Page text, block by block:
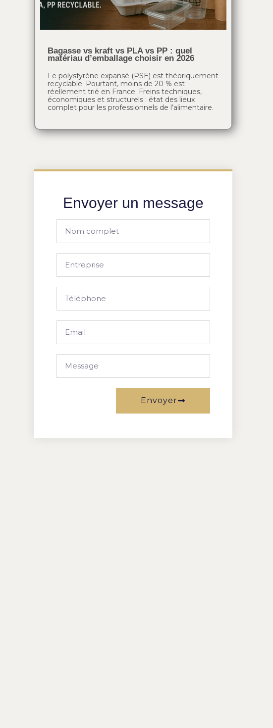
Bagasse vs kraft vs PLA vs PP : quel
matériau d’emballage choisir en 2026
Le polystyrène expansé (PSE) est théoriquement
recyclable. Pourtant, moins de 20 % est
réellement trié en France. Freins techniques,
économiques et structurels : état des lieux
complet pour les professionnels de l’alimentaire.
Envoyer un message
Envoyer